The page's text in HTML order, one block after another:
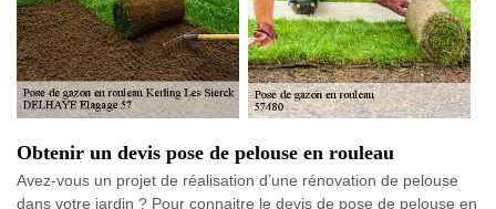
Obtenir un devis pose de pelouse en rouleau
Avez-vous un projet de réalisation d’une rénovation de pelouse
dans votre jardin ? Pour connaitre le devis de pose de pelouse en